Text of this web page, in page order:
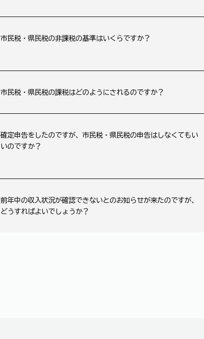
市民税・県民税の非課税の基準はいくらですか？
市民税・県民税の課税はどのようにされるのですか？
確定申告をしたのですが、市民税・県民税の申告はしなくてもい
いのですか？
前年中の収入状況が確認できないとのお知らせが来たのですが、
どうすればよいでしょうか？